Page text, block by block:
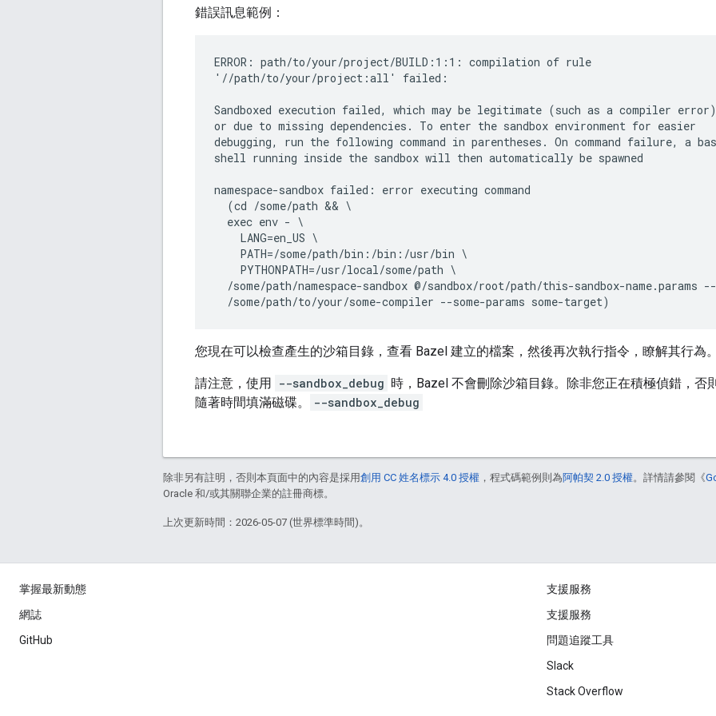
錯誤訊息範例：
ERROR: path/to/your/project/BUILD:1:1: compilation of rule
'//path/to/your/project:all' failed:
Sandboxed execution failed, which may be legitimate (such as a compiler
or due to missing dependencies. To enter the sandbox environment for easier
debugging, run the following command in parentheses. On command failure, a
shell running inside the sandbox will then automatically be spawned
namespace-sandbox failed: error executing command
  (cd /some/path && \
  exec env - \
    LANG=en_US \
    PATH=/some/path/bin:/bin:/usr/bin \
    PYTHONPATH=/usr/local/some/path \
  /some/path/namespace-sandbox @/sandbox/root/path/this-sandbox-name.params --
您現在可以檢查產生的沙箱目錄，查看 Bazel 建立的檔案，然後再次執行指令，瞭解其行為。
請注意，使用 --sandbox_debug 時，Bazel 不會刪除沙箱目錄。除非您正在積極偵錯，否
隨著時間填滿磁碟。
--sandbox_debug
除非另有註明，否則本頁面中的內容是採用創用 CC 姓名標示 4.0 授權 ，程式碼範例則為阿帕契 2.0 授權。詳情請參閱《
Oracle 和/或其關聯企業的註冊商標。
上次更新時間：2026-05-07 (世界標準時間)。
掌握最新動態
網誌
GitHub
支援服務
支援服務
問題追蹤工具
Slack
Stack Overflow